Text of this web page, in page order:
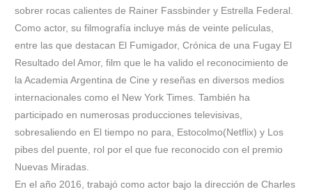
sobrer rocas calientes de Rainer Fassbinder y Estrella Federal.
Como actor, su filmografía incluye más de veinte películas,
entre las que destacan El Fumigador, Crónica de una Fugay El
Resultado del Amor, film que le ha valido el reconocimiento de
la Academia Argentina de Cine y reseñas en diversos medios
internacionales como el New York Times. También ha
participado en numerosas producciones televisivas,
sobresaliendo en El tiempo no para, Estocolmo(Netflix) y Los
pibes del puente, rol por el que fue reconocido con el premio
Nuevas Miradas.
En el año 2016, trabajó como actor bajo la dirección de Charles